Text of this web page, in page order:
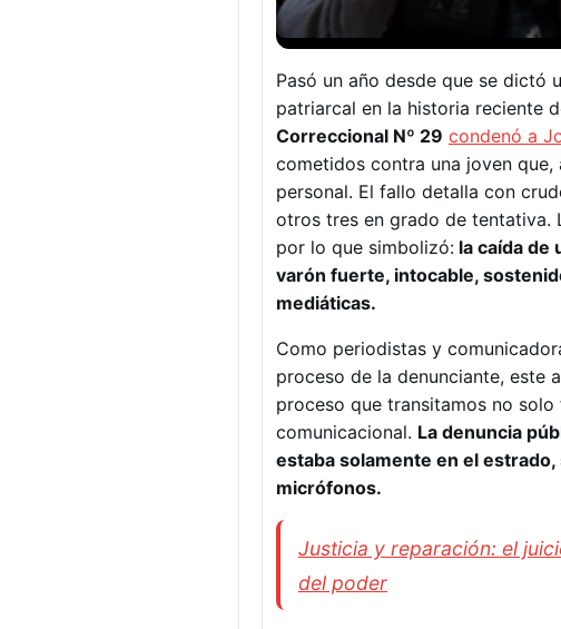
Pasó un año desde que se dictó
patriarcal en la historia reciente
Correccional Nº 29 condenó a
cometidos contra una joven que,
personal. El fallo detalla con
otros tres en grado de tentativa.
por lo que simbolizó: la caída de
varón fuerte, intocable,
mediáticas.
Como periodistas y
proceso de la denunciante, este
proceso que transitamos no
comunicacional. La denuncia
estaba solamente en el
micrófonos.
Justicia y reparación: el
del poder